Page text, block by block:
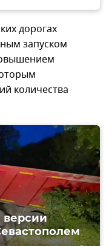
дорогах
запуском
количества
версии